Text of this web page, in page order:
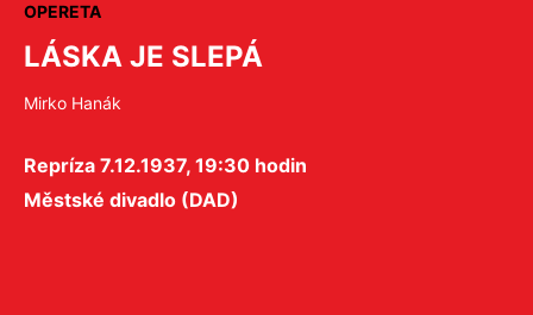
OPERETA
LÁSKA JE SLEPÁ
Mirko Hanák
Repríza 7.12.1937, 19:30 hodin
Městské divadlo (DAD)